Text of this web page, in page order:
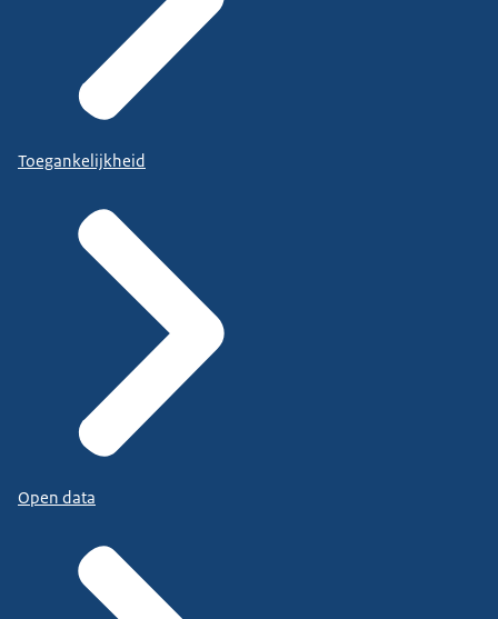
Toegankelijkheid
Open data